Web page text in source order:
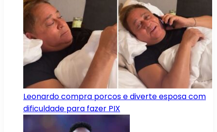
Leonardo compra porcos e diverte esposa com
dificuldade para fazer PIX